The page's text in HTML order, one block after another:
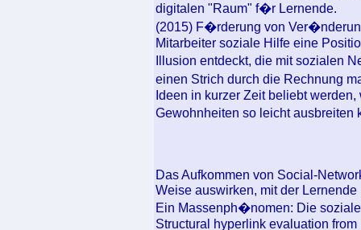
digitalen "Raum" f�r Lernende.
(2015) F�rderung von
Mitarbeiter soziale Hilfe eine
Illusion entdeckt, die mit sozialen
einen Strich durch die Rechnung
Ideen in kurzer Zeit beliebt
Gewohnheiten so leicht
Das Aufkommen von Social-
Weise auswirken, mit der
Ein Massenph�nomen: Die
Structural hyperlink evaluation